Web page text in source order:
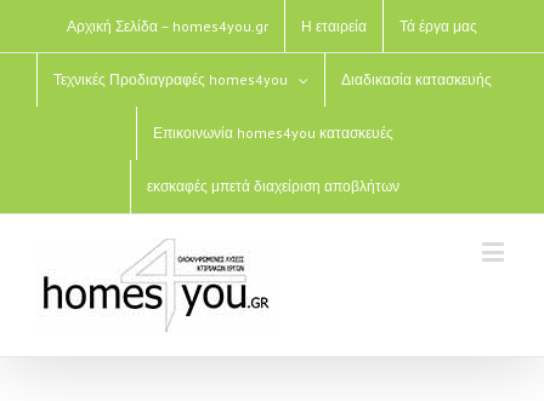
Αρχική Σελίδα – homes4you.gr Η εταιρεία Τά έργα μας
Τεχνικές Προδιαγραφές homes4you Διαδικασία κατασκευής
Επικοινωνία homes4you κατασκευές
εκσκαφές μπετά διαχείριση αποβλήτων